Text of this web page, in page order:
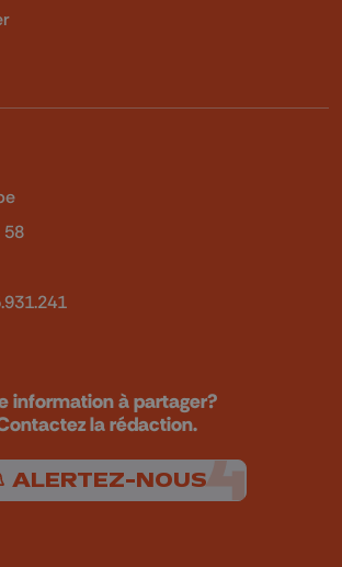
58
information à partager?
la rédaction.
ALERTEZ-NOUS